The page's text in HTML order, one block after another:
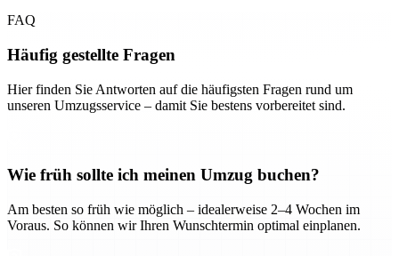
FAQ
Häufig gestellte Fragen
Hier finden Sie Antworten auf die häufigsten Fragen rund um
unseren Umzugsservice – damit Sie bestens vorbereitet sind.
Wie früh sollte ich meinen Umzug buchen?
Am besten so früh wie möglich – idealerweise 2–4 Wochen im
Voraus. So können wir Ihren Wunschtermin optimal einplanen.